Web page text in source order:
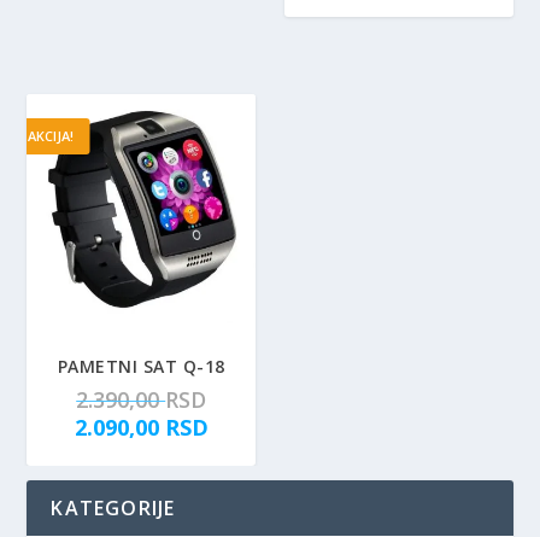
AKCIJA!
PAMETNI SAT Q-18
2.390,00RSD
r
g
2.090,00 RSDT
e
KATEGORIJE